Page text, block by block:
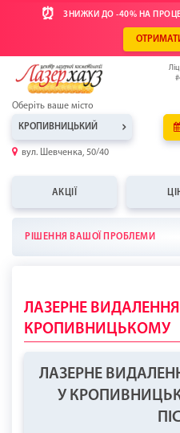
⏰ ЗНИЖКИ ДО -40% НА
Оберіть ваше місто
КРОПИВНИЦЬКИЙ
вул. Шевченка, 50/40
АКЦІЇ
РІШЕННЯ ВАШОЇ ПРОБЛЕМИ
ЛАЗЕРНЕ
КРОПИВНИЦЬКОМУ
ЛАЗЕРНЕ
У